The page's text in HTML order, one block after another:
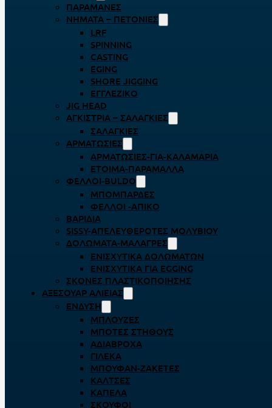
ΠΑΡΑΜΆΝΕΣ
ΝΉΜΑΤΑ – ΠΕΤΟΝΙΈΣ
LRF
SPINNING
CASTING
EGING
SHORE JIGGING
ΕΓΓΛΈΖΙΚΟ
JIG HEAD
ΑΓΚΊΣΤΡΙΑ – ΣΑΛΑΓΚΙΈΣ
ΣΑΛΑΓΚΙΈΣ
ΑΡΜΑΤΩΣΙΈΣ
ΑΡΜΑΤΩΣΙΈΣ-ΓΙΑ-ΚΑΛΑΜΆΡΙΑ
ΈΤΟΙΜΑ-ΠΑΡΆΜΑΛΛΑ
ΦΕΛΛΟΊ-BULDO
ΜΠΟΜΠΆΡΔΕΣ
ΦΕΛΛΟΊ -ΑΠΊΚΟ
ΒΑΡΊΔΙΑ
SISSY-ΑΠΕΛΕΥΘΕΡΟΤΈΣ ΜΟΛΥΒΙΟΎ
ΔΟΛΏΜΑΤΑ-ΜΑΛΆΓΡΕΣ
ΕΝΙΣΧΥΤΙΚΆ ΔΟΛΩΜΆΤΩΝ
ΕΝΙΣΧΥΤΙΚΆ ΓΙΑ EGGING
ΣΚΌΝΕΣ ΠΛΑΣΤΙΚΟΠΟΊΗΣΗΣ
ΑΞΕΣΟΥΆΡ ΑΛΙΕΊΑΣ
ΈΝΔΥΣΗ
ΜΠΛΟΎΖΕΣ
ΜΠΌΤΕΣ ΣΤΉΘΟΥΣ
ΑΔΙΆΒΡΟΧΑ
ΓΙΛΈΚΑ
ΜΠΟΥΦΆΝ-ΖΑΚΈΤΕΣ
ΚΆΛΤΣΕΣ
ΚΑΠΈΛΑ
ΣΚΟΎΦΟΙ